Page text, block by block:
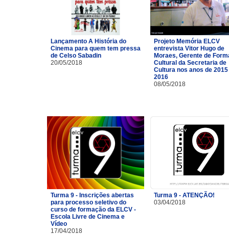
Lançamento A História do
Cinema para quem tem pressa
de Celso Sabadin
20/05/2018
Projeto Memória ELCV
entrevista Vitor Hugo de
Moraes, Gerente de
Cultural da Secretaria de
Cultura nos anos de 2015
2016
08/05/2018
Turma 9 - Inscrições abertas
para processo seletivo do
curso de formação da ELCV -
Escola Livre de Cinema e
Vídeo
17/04/2018
Turma 9 - ATENÇÃO!
03/04/2018